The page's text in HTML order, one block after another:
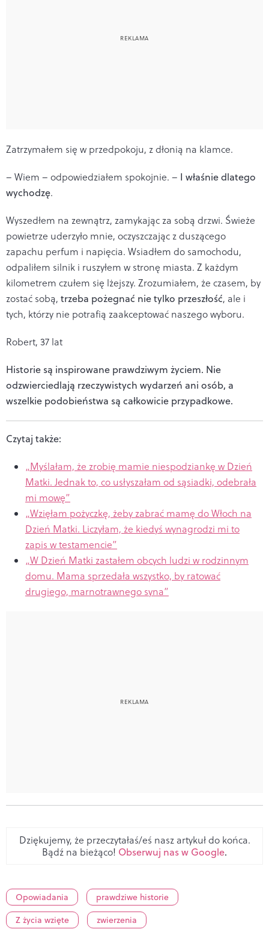
Zatrzymałem się w przedpokoju, z dłonią na klamce.
– Wiem – odpowiedziałem spokojnie. – I właśnie dlatego
wychodzę.
Wyszedłem na zewnątrz, zamykając za sobą drzwi. Świeże
powietrze uderzyło mnie, oczyszczając z duszącego
zapachu perfum i napięcia. Wsiadłem do samochodu,
odpaliłem silnik i ruszyłem w stronę miasta. Z każdym
kilometrem czułem się lżejszy. Zrozumiałem, że czasem, by
zostać sobą, trzeba pożegnać nie tylko przeszłość, ale i
tych, którzy nie potrafią zaakceptować naszego wyboru.
Robert, 37 lat
Historie są inspirowane prawdziwym życiem. Nie
odzwierciedlają rzeczywistych wydarzeń ani osób, a
wszelkie podobieństwa są całkowicie przypadkowe.
Czytaj także:
„Myślałam, że zrobię mamie niespodziankę w Dzień
Matki. Jednak to, co usłyszałam od sąsiadki, odebrała
mi mowę”
„Wzięłam pożyczkę, żeby zabrać mamę do Włoch na
Dzień Matki. Liczyłam, że kiedyś wynagrodzi mi to
zapis w testamencie”
„W Dzień Matki zastałem obcych ludzi w rodzinnym
domu. Mama sprzedała wszystko, by ratować
drugiego, marnotrawnego syna”
Dziękujemy, że przeczytałaś/eś nasz artykuł do końca.
Bądź na bieżąco! Obserwuj nas w Google.
Opowiadania
prawdziwe historie
Z życia wzięte
zwierzenia